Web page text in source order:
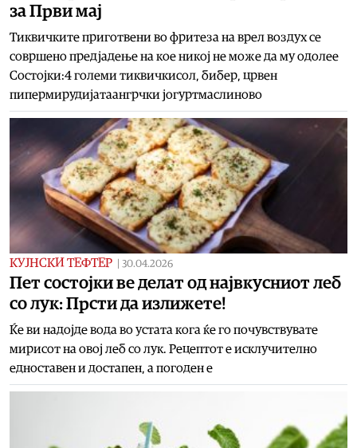
за Први мај
Тиквичките приготвени во фритеза на врел воздух се
совршено предјадење на кое никој не може да му одолее
Состојки:4 големи тиквичкисол, бибер, црвен
пипермирудијатаангрчки јогуртмаслиново
КУЈНСКИ ТЕФТЕР 30.04.2026
Пет состојки ве делат од највкусниот леб
со лук: Прсти да излижете!
Ќе ви надојде вода во устата кога ќе го почувствувате
мирисот на овој леб со лук. Рецептот е исклучително
едноставен и достапен, а погоден е